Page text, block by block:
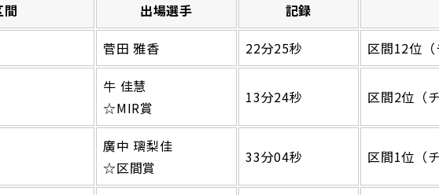
間 出場選手
記録
菅田 雅香 22分25秒 区間12位
牛 佳慧
☆MIR賞
13分24秒 区間2位（
廣中 璃梨佳
☆区間賞
33分04秒 区間1位（